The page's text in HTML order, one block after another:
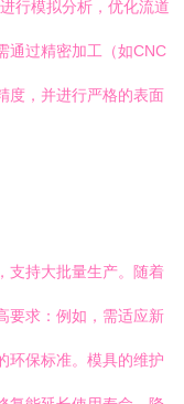
行模拟分析，优化流道
通过精密加工（如CNC
度，并进行严格的表面
支持大批量生产。随着
要求：例如，需适应新
环保标准。模具的维护